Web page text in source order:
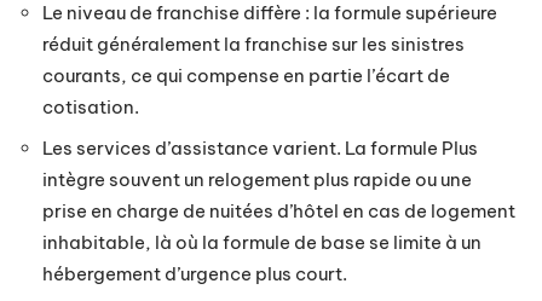
Le niveau de franchise diffère : la formule supérieure
réduit généralement la franchise sur les sinistres
courants, ce qui compense en partie l’écart de
cotisation.
Les services d’assistance varient. La formule Plus
intègre souvent un relogement plus rapide ou une
prise en charge de nuitées d’hôtel en cas de logement
inhabitable, là où la formule de base se limite à un
hébergement d’urgence plus court.